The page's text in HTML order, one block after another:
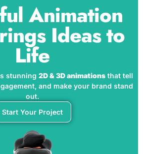
Animation
Ideas to
Life
stunning 2D & 3D animationsthat tell
and make your brand stand
out.
Start Your Project